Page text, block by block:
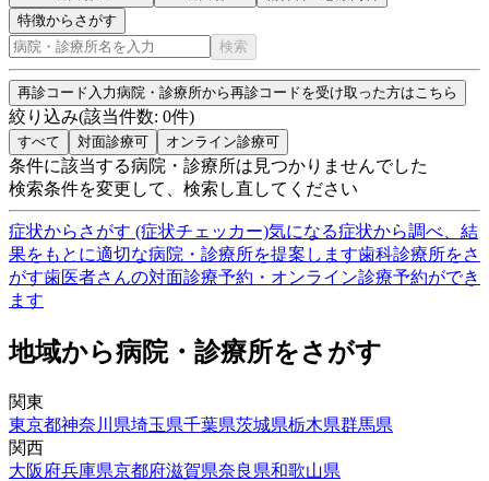
特徴からさがす
検索
再診コード入力病院・診療所から再診コードを受け取った方はこちら
絞り込み(該当件数: 0件)
すべて 対面診療可 オンライン診療可
条件に該当する病院・診療所は見つかりませんでした
検索条件を変更して、検索し直してください
症状からさがす (症状チェッカー)気になる症状から調べ、結
果をもとに適切な病院・診療所を提案します歯科診療所をさ
がす歯医者さんの対面診療予約・オンライン診療予約ができ
ます
地域から病院・診療所をさがす
関東
東京都神奈川県埼玉県千葉県茨城県栃木県群馬県
関西
大阪府兵庫県京都府滋賀県奈良県和歌山県